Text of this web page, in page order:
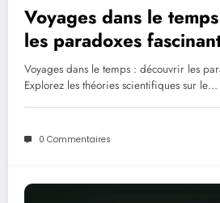
Voyages dans le
les paradoxes
Voyages dans le temps : découvrir les
Explorez les théories scientifiques sur le…
0 Commentaires